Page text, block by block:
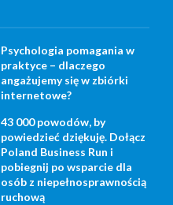
Psychologia pomagania w
praktyce – dlaczego
angażujemy się w zbiórki
internetowe?
43 000 powodów, by
powiedzieć dziękuję. Dołącz
Poland Business Run i
pobiegnij po wsparcie dla
osób z niepełnosprawnością
ruchową